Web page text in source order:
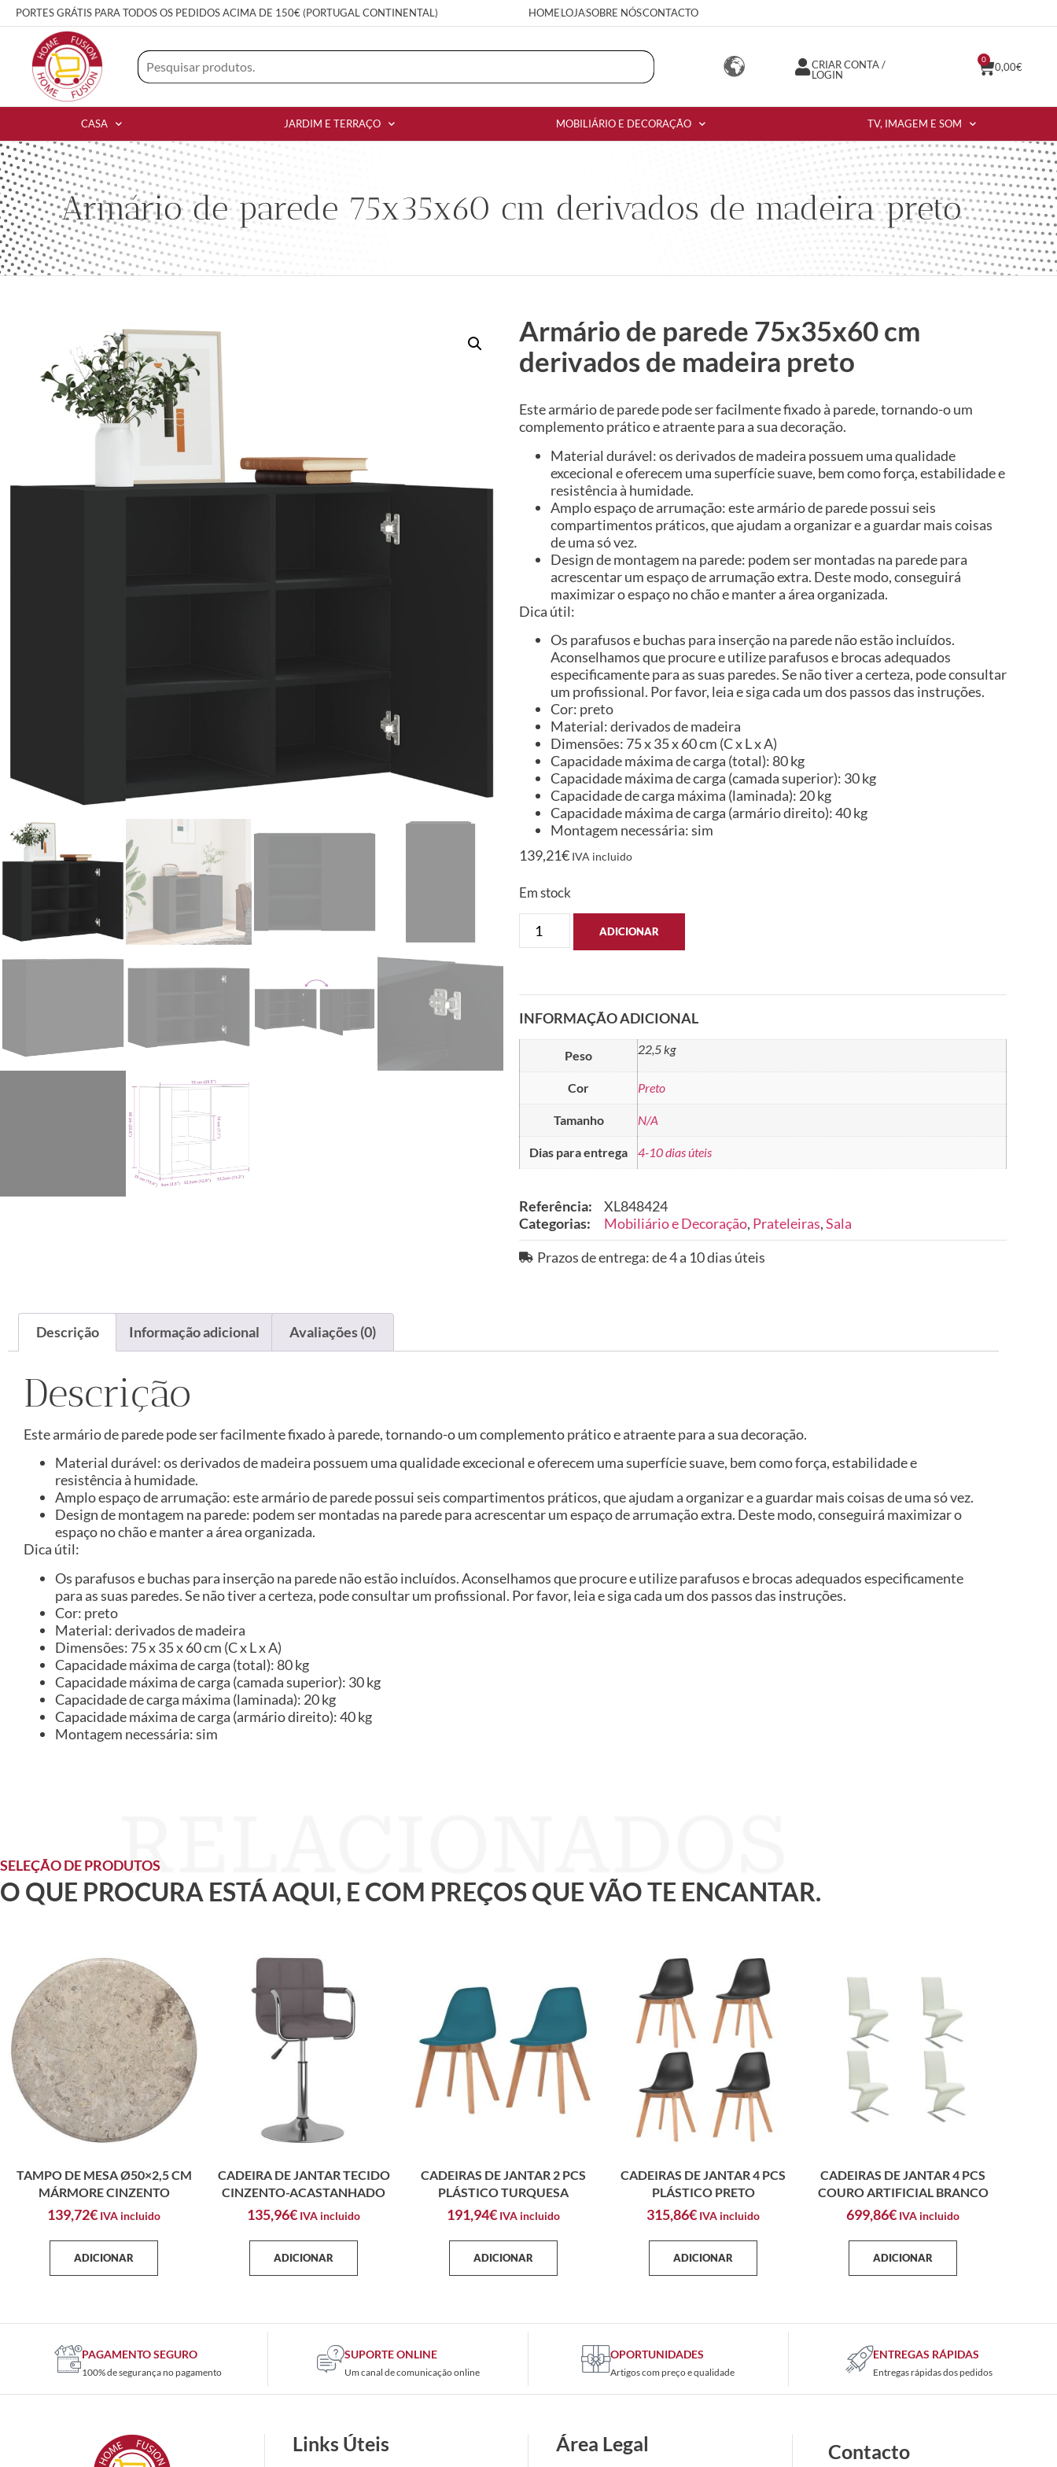
PORTES GRÁTIS PARA TODOS OS PEDIDOS ACIMA DE 150€ (PORTUGAL CONTINENTAL) HOMELOJASOBRE NÓSCONTACTO
CRIAR CONTA /
LOGIN
0,00€
0
CASA JARDIM E TERRAÇO MOBILIÁRIO E DECORAÇÃO TV, IMAGEM E SOM
Armário de parede 75x35x60 cm derivados de madeira preto
Armário de parede 75x35x60 cm
derivados de madeira preto
Este armário de parede pode ser facilmente fixado à parede, tornando-o um
complemento prático e atraente para a sua decoração.
Material durável: os derivados de madeira possuem uma qualidade
excecional e oferecem uma superfície suave, bem como força, estabilidade e
resistência à humidade.
Amplo espaço de arrumação: este armário de parede possui seis
compartimentos práticos, que ajudam a organizar e a guardar mais coisas
de uma só vez.
Design de montagem na parede: podem ser montadas na parede para
acrescentar um espaço de arrumação extra. Deste modo, conseguirá
maximizar o espaço no chão e manter a área organizada.
Dica útil:
Os parafusos e buchas para inserção na parede não estão incluídos.
Aconselhamos que procure e utilize parafusos e brocas adequados
especificamente para as suas paredes. Se não tiver a certeza, pode consultar
um profissional. Por favor, leia e siga cada um dos passos das instruções.
Cor: preto
Material: derivados de madeira
Dimensões: 75 x 35 x 60 cm (C x L x A)
Capacidade máxima de carga (total): 80 kg
Capacidade máxima de carga (camada superior): 30 kg
Capacidade de carga máxima (laminada): 20 kg
Capacidade máxima de carga (armário direito): 40 kg
Montagem necessária: sim
139,21€ IVA incluido
Em stock
ADICIONAR
INFORMAÇÃO ADICIONAL
Peso 22,5 kg
Cor Preto
Tamanho N/A
Dias para entrega 4-10 dias úteis
Referência:
XL848424
Categorias:
Mobiliário e Decoração, Prateleiras,Sala
Prazos de entrega: de 4 a 10 dias úteis
Descrição Informação adicional Avaliações (0)
Descrição
Este armário de parede pode ser facilmente fixado à parede, tornando-o um complemento prático e atraente para a sua decoração.
Material durável: os derivados de madeira possuem uma qualidade excecional e oferecem uma superfície suave, bem como força, estabilidade e
resistência à humidade.
Amplo espaço de arrumação: este armário de parede possui seis compartimentos práticos, que ajudam a organizar e a guardar mais coisas de uma só vez.
Design de montagem na parede: podem ser montadas na parede para acrescentar um espaço de arrumação extra. Deste modo, conseguirá maximizar o
espaço no chão e manter a área organizada.
Dica útil:
Os parafusos e buchas para inserção na parede não estão incluídos. Aconselhamos que procure e utilize parafusos e brocas adequados especificamente
para as suas paredes. Se não tiver a certeza, pode consultar um profissional. Por favor, leia e siga cada um dos passos das instruções.
Cor: preto
Material: derivados de madeira
Dimensões: 75 x 35 x 60 cm (C x L x A)
Capacidade máxima de carga (total): 80 kg
Capacidade máxima de carga (camada superior): 30 kg
Capacidade de carga máxima (laminada): 20 kg
Capacidade máxima de carga (armário direito): 40 kg
Montagem necessária: sim
SELEÇÃO DE PRODUTOS
O QUE PROCURA ESTÁ AQUI, E COM PREÇOS QUE VÃO TE ENCANTAR.
TAMPO DE MESA Ø50×2,5 CM
MÁRMORE CINZENTO
139,72€ IVA incluido
ADICIONAR
CADEIRA DE JANTAR TECIDO
CINZENTO-ACASTANHADO
135,96€ IVA incluido
ADICIONAR
CADEIRAS DE JANTAR 2 PCS
PLÁSTICO TURQUESA
191,94€ IVA incluido
ADICIONAR
CADEIRAS DE JANTAR 4 PCS
PLÁSTICO PRETO
315,86€ IVA incluido
ADICIONAR
CADEIRAS DE JANTAR 4 PCS
COURO ARTIFICIAL BRANCO
699,86€ IVA incluido
ADICIONAR
PAGAMENTO SEGURO
100% de segurança no pagamento
SUPORTE ONLINE
Um canal de comunicação online
OPORTUNIDADES
Artigos com preço e qualidade
ENTREGAS RÁPIDAS
Entregas rápidas dos pedidos
Links Úteis Área Legal Contacto